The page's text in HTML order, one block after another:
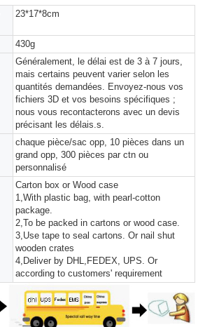
23*17*8cm
430g
Généralement, le délai est de 3 à 7 jours,
mais certains peuvent varier selon les
quantités demandées. Envoyez-nous vos
fichiers 3D et vos besoins spécifiques ;
nous vous recontacterons avec un devis
précisant les délais.s.
chaque pièce/sac opp, 10 pièces dans un
grand opp, 300 pièces par ctn ou
personnalisé
Carton box or Wood case
1,With plastic bag, with pearl-cotton
package.
2,To be packed in cartons or wood case.
3,Use tape to seal cartons. Or nail shut
wooden crates
4,Deliver by DHL,FEDEX, UPS. Or
according to customers' requirement